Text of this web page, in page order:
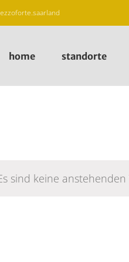
home standorte
sind keine